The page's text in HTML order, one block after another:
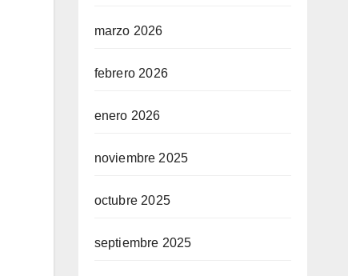
marzo 2026
febrero 2026
enero 2026
noviembre 2025
octubre 2025
septiembre 2025